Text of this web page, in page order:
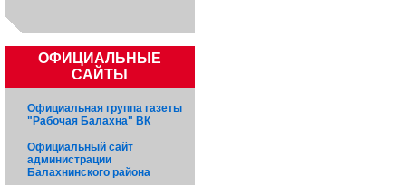
ОФИЦИАЛЬНЫЕ
САЙТЫ
Официальная группа газеты
"Рабочая Балахна" ВК
Официальный сайт
администрации
Балахнинского района